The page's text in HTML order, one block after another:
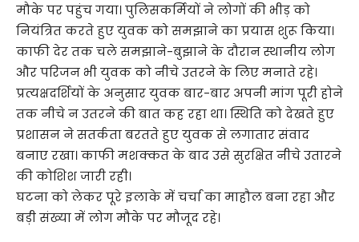
मौके पर पहुंच गया। पुलिसकर्मियों ने लोगों की भीड़ को
नियंत्रित करते हुए युवक को समझाने का प्रयास शुरू किया।
काफी देर तक चले समझाने-बुझाने के दौरान स्थानीय लोग
और परिजन भी युवक को नीचे उतरने के लिए मनाते रहे।
प्रत्यक्षदर्शियों के अनुसार युवक बार-बार अपनी मांग पूरी होने
तक नीचे न उतरने की बात कह रहा था। स्थिति को देखते हुए
प्रशासन ने सतर्कता बरतते हुए युवक से लगातार संवाद
बनाए रखा। काफी मशक्कत के बाद उसे सुरक्षित नीचे उतारने
की कोशिश जारी रही।
घटना को लेकर पूरे इलाके में चर्चा का माहौल बना रहा और
बड़ी संख्या में लोग मौके पर मौजूद रहे।